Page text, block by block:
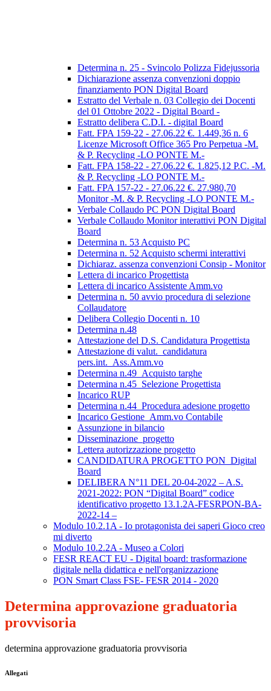
Determina n. 25 - Svincolo Polizza Fidejussoria
Dichiarazione assenza convenzioni doppio
finanziamento PON Digital Board
Estratto del Verbale n. 03 Collegio dei Docenti
del 01 Ottobre 2022 - Digital Board -
Estratto delibera C.D.I. - digital Board
Fatt. FPA 159-22 - 27.06.22 €. 1.449,36 n. 6
Licenze Microsoft Office 365 Pro Perpetua -M.
& P. Recycling -LO PONTE M.-
Fatt. FPA 158-22 - 27.06.22 €. 1.825,12 P.C. -M.
& P. Recycling -LO PONTE M.-
Fatt. FPA 157-22 - 27.06.22 €. 27.980,70
Monitor -M. & P. Recycling -LO PONTE M.-
Verbale Collaudo PC PON Digital Board
Verbale Collaudo Monitor interattivi PON Digital
Board
Determina n. 53 Acquisto PC
Determina n. 52 Acquisto schermi interattivi
Dichiaraz. assenza convenzioni Consip - Monitor
Lettera di incarico Progettista
Lettera di incarico Assistente Amm.vo
Determina n. 50 avvio procedura di selezione
Collaudatore
Delibera Collegio Docenti n. 10
Determina n.48
Attestazione del D.S. Candidatura Progettista
Attestazione di valut._candidatura
pers.int._Ass.Amm.vo
Determina n.49_Acquisto targhe
Determina n.45_Selezione Progettista
Incarico RUP
Determina n.44_Procedura adesione progetto
Incarico Gestione_Amm.vo Contabile
Assunzione in bilancio
Disseminazione_progetto
Lettera autorizzazione progetto
CANDIDATURA PROGETTO PON_Digital
Board
DELIBERA N°11 DEL 20-04-2022 – A.S.
2021-2022: PON “Digital Board” codice
identificativo progetto 13.1.2A-FESRPON-BA-
2022-14 –
Modulo 10.2.1A - Io protagonista dei saperi Gioco creo
mi diverto
Modulo 10.2.2A - Museo a Colori
FESR REACT EU - Digital board: trasformazione
digitale nella didattica e nell'organizzazione
PON Smart Class FSE- FESR 2014 - 2020
Determina approvazione graduatoria
provvisoria
determina approvazione graduatoria provvisoria
Allegati